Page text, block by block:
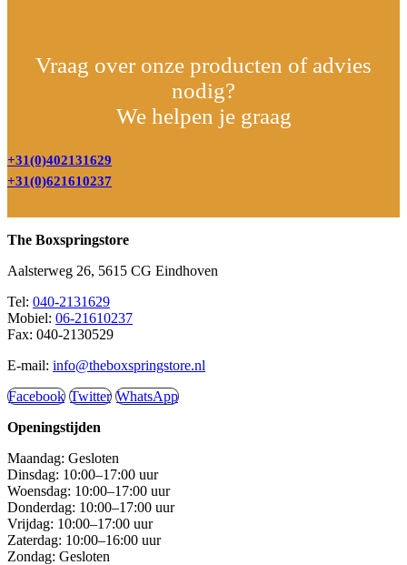
Vraag over onze producten of advies
nodig?
We helpen je graag
+31(0)402131629
+31(0)621610237
The Boxspringstore
Aalsterweg 26, 5615 CG Eindhoven
Tel: 040-2131629
Mobiel: 06-21610237
Fax: 040-2130529
E-mail: info@theboxspringstore.nl
Facebook Twitter WhatsApp
Openingstijden
Maandag: Gesloten
Dinsdag: 10:00–17:00 uur
Woensdag: 10:00–17:00 uur
Donderdag: 10:00–17:00 uur
Vrijdag: 10:00–17:00 uur
Zaterdag: 10:00–16:00 uur
Zondag: Gesloten